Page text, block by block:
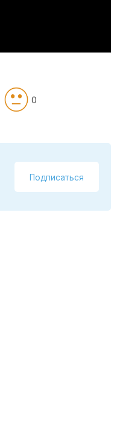
0
Подписаться